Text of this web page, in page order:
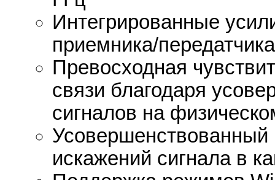
Интегрированные
приемника/передатчика
Превосходная
связи благодаря
сигналов на
Усовершенствованный
искажений сигнала в